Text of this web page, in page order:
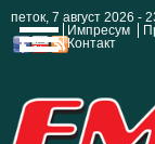
петок, 7 август 2026 -
Импресум
Контакт